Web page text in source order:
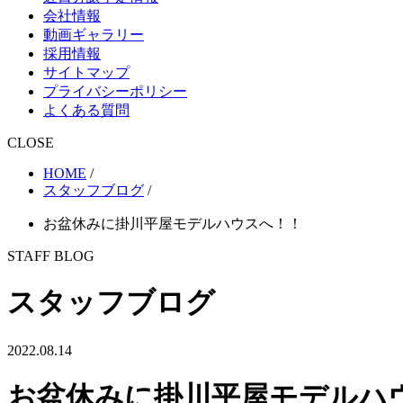
会社情報
動画ギャラリー
採用情報
サイトマップ
プライバシーポリシー
よくある質問
CLOSE
HOME /
スタッフブログ /
お盆休みに掛川平屋モデルハウスへ！！
STAFF BLOG
スタッフブログ
2022.08.14